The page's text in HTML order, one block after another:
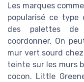
Les marques
popularisé ce type
des palettes de
coordonner. On
mur vert sourd
teinte sur les murs
cocon. Little